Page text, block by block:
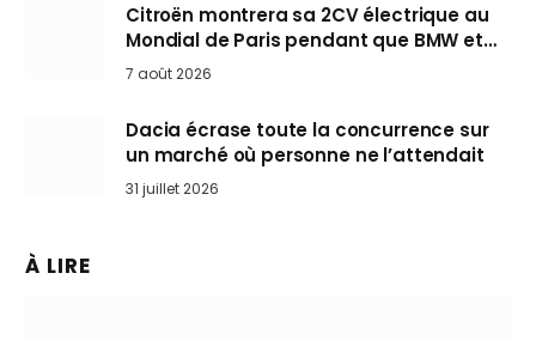
Citroën montrera sa 2CV électrique au
Mondial de Paris pendant que BMW et
Mini désertent le salon
7 août 2026
Dacia écrase toute la concurrence sur
un marché où personne ne l’attendait
31 juillet 2026
À LIRE